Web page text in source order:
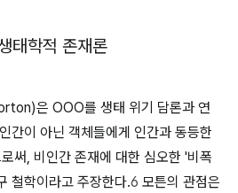
태학적 존재론
은 OOO를 생태 위기 담론과 연
간이 아닌 객체들에게 인간과 동등한
써, 비인간 존재에 대한 심오한 '비폭
철학이라고 주장한다.6 모튼의 관점은